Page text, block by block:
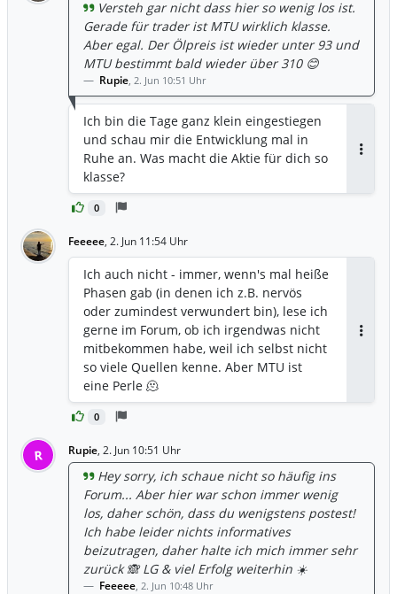
0
Versteh gar nicht dass hier so wenig los ist.
Gerade für trader ist MTU wirklich klasse.
Aber egal. Der Ölpreis ist wieder unter 93 und
MTU bestimmt bald wieder über 310 😊
Rupie, 2. Jun 10:51 Uhr
Ich bin die Tage ganz klein eingestiegen
und schau mir die Entwicklung mal in
Ruhe an. Was macht die Aktie für dich so
klasse?
Feeeee, 2. Jun 11:54 Uhr
0
Ich auch nicht - immer, wenn's mal heiße
Phasen gab (in denen ich z.B. nervös
oder zumindest verwundert bin), lese ich
gerne im Forum, ob ich irgendwas nicht
mitbekommen habe, weil ich selbst nicht
so viele Quellen kenne. Aber MTU ist
eine Perle 🫠
R Rupie, 2. Jun 10:51 Uhr
Hey sorry, ich schaue nicht so häufig ins
Forum... Aber hier war schon immer wenig
los, daher schön, dass du wenigstens postest!
Ich habe leider nichts informatives
beizutragen, daher halte ich mich immer sehr
zurück 🙈 LG & viel Erfolg weiterhin ☀️
Feeeee, 2. Jun 10:48 Uhr